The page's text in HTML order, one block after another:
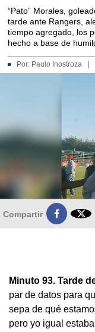
“Pato” Morales,
tarde ante Rangers,
tiempo agregado, los
hecho a base de
Por: Paulo Inostroza
Compartir
Minuto 93. Tarde
par de datos para
sepa de qué
pero yo igual estaba